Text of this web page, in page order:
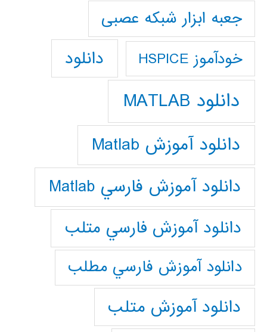
جعبه ابزار شبکه عصبی
خودآموز HSPICE دانلود
دانلود MATLAB
دانلود آموزش Matlab
دانلود آموزش فارسي Matlab
دانلود آموزش فارسي متلب
دانلود آموزش فارسي مطلب
دانلود آموزش متلب